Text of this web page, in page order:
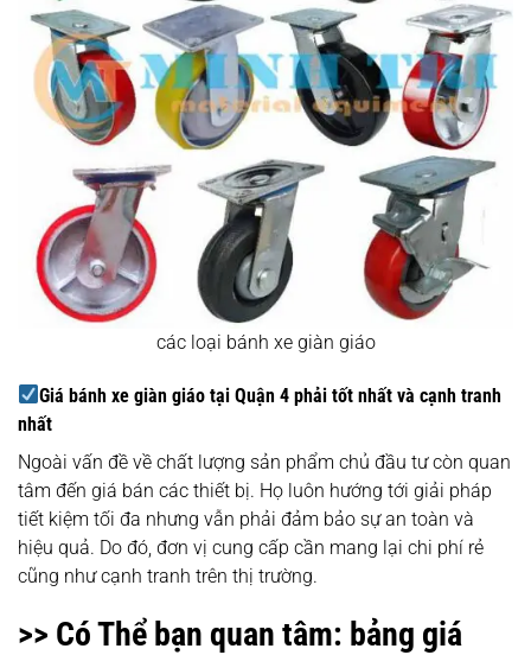
các loại bánh xe giàn giáo
Giá bánh xe giàn giáo tại Quận 4 phải tốt nhất và cạnh tranh
nhất
Ngoài vấn đề về chất lượng sản phẩm chủ đầu tư còn quan
tâm đến giá bán các thiết bị. Họ luôn hướng tới giải pháp
tiết kiệm tối đa nhưng vẫn phải đảm bảo sự an toàn và
hiệu quả. Do đó, đơn vị cung cấp cần mang lại chi phí rẻ
cũng như cạnh tranh trên thị trường.
>> Có Thể bạn quan tâm: bảng giá